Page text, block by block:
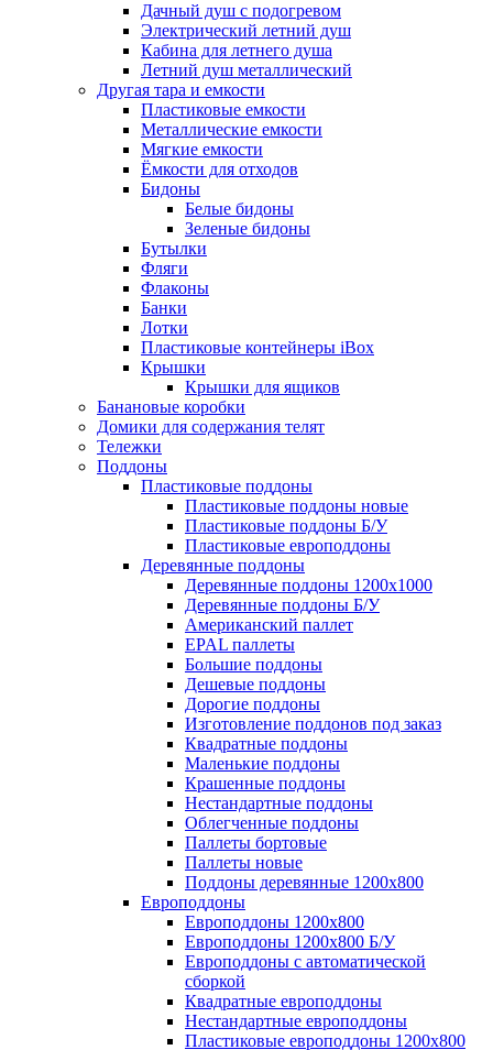
Дачный душ с подогревом
Электрический летний душ
Кабина для летнего душа
Летний душ металлический
Другая тара и емкости
Пластиковые емкости
Металлические емкости
Мягкие емкости
Ёмкости для отходов
Бидоны
Белые бидоны
Зеленые бидоны
Бутылки
Фляги
Флаконы
Банки
Лотки
Пластиковые контейнеры iBox
Крышки
Крышки для ящиков
Банановые коробки
Домики для содержания телят
Тележки
Поддоны
Пластиковые поддоны
Пластиковые поддоны новые
Пластиковые поддоны Б/У
Пластиковые европоддоны
Деревянные поддоны
Деревянные поддоны 1200х1000
Деревянные поддоны Б/У
Американский паллет
EPAL паллеты
Большие поддоны
Дешевые поддоны
Дорогие поддоны
Изготовление поддонов под заказ
Квадратные поддоны
Маленькие поддоны
Крашенные поддоны
Нестандартные поддоны
Облегченные поддоны
Паллеты бортовые
Паллеты новые
Поддоны деревянные 1200х800
Европоддоны
Европоддоны 1200х800
Европоддоны 1200х800 Б/У
Европоддоны с автоматической
сборкой
Квадратные европоддоны
Нестандартные европоддоны
Пластиковые европоддоны 1200х800